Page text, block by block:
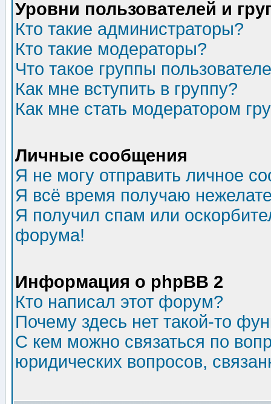
Уровни пользователей и
Кто такие администраторы?
Кто такие модераторы?
Что такое группы
Как мне вступить в группу?
Как мне стать модератором
Личные сообщения
Я не могу отправить личное
Я всё время получаю
Я получил спам или
форума!
Информация о phpBB 2
Кто написал этот форум?
Почему здесь нет такой-то
С кем можно связаться по
юридических вопросов,